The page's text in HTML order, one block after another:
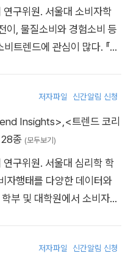
market trend probing f
Samsung, LG, SK, CJ, Hy
Lotte, Fursys, Non
on new trend-base
planning.
behavior. She als
at Seoul National
at Washington
Trend series. She ha
analysis and new produc
corporations such as
ESG Committee at E-ma
Relations Advisory
Contribution Busine
Hydro & Nuclear Power.
Trend Insight’ for T
긴 흔적은 기록할 가치가 있
서 발견한 ‘변하지 않는 것
를 건너는 사람과 기업을 위
학교 소비자학과를 졸업하
. 퍼듀대학교에서 Visiting
해외시장론’ 등을 강의하고
과 소비심리를 주요 주제로
업들과 함께 소비트렌드 기
. 한국FP학회 최우수논문
렌드 코리아》(2016~202
을 잇는 연구자로 활동 중이
구위원. 서울대 소비자학
이, 물질소비와 경험소비 등
트렌드에 관심이 많다. 『K
업무를 수행하고 있다. 용산
위원회 위원, 서울연구원·제
활동 중이며 CJ 공식 유튜
방일보》에 트렌드 칼럼을 연
her BA, MA, and Ph
SNU. She explored the
consumption styles in h
저자파일 신간알림 신청
Insights>,<트렌드 코리
종 (모두보기)
구위원. 서울대 심리학 학
자행태를 다양한 데이터와
부 및 대학원에서 소비자행
국소비자광고심리학회와
저자파일 신간알림 신청